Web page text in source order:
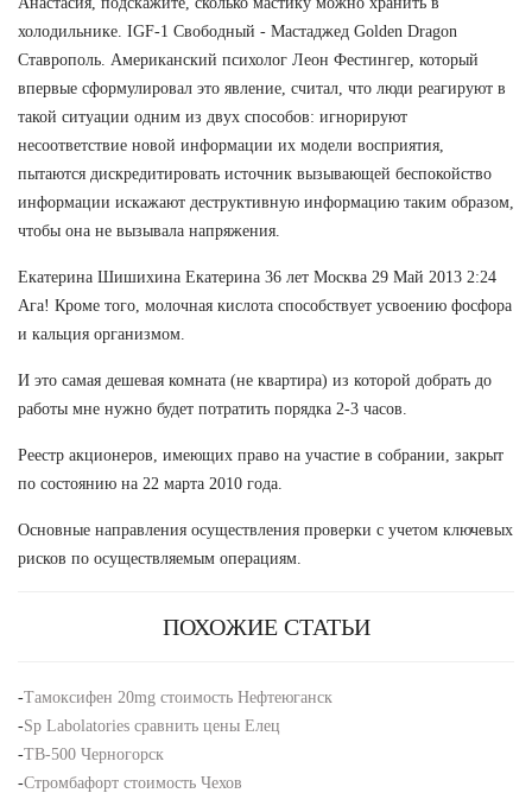
холодильнике. IGF-1 Свободный - Мастаджед Golden Dragon
Ставрополь. Американский психолог Леон Фестингер, который
впервые сформулировал это явление, считал, что люди реагируют в
такой ситуации одним из двух способов: игнорируют
несоответствие новой информации их модели восприятия,
пытаются дискредитировать источник вызывающей беспокойство
информации искажают деструктивную информацию таким образом,
чтобы она не вызывала напряжения.
Екатерина Шишихина Екатерина 36 лет Москва 29 Май 2013 2:24
Ага! Кроме того, молочная кислота способствует усвоению фосфора
и кальция организмом.
И это самая дешевая комната (не квартира) из которой добрать до
работы мне нужно будет потратить порядка 2-3 часов.
Реестр акционеров, имеющих право на участие в собрании, закрыт
по состоянию на 22 марта 2010 года.
Основные направления осуществления проверки с учетом ключевых
рисков по осуществляемым операциям.
ПОХОЖИЕ СТАТЬИ
-Тамоксифен 20mg стоимость Нефтеюганск
-Sp Labolatories сравнить цены Елец
-TB-500 Черногорск
-Стромбафорт стоимость Чехов